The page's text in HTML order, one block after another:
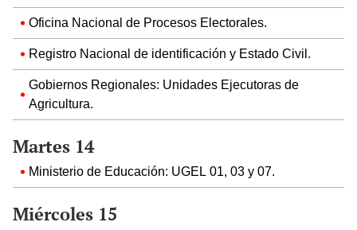
Oficina Nacional de Procesos Electorales.
Registro Nacional de identificación y Estado Civil.
Gobiernos Regionales: Unidades Ejecutoras de
Agricultura.
Martes 14
Ministerio de Educación: UGEL 01, 03 y 07.
Miércoles 15